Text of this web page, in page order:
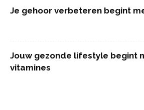
Je gehoor verbeteren begint
Jouw gezonde lifestyle begint
vitamines